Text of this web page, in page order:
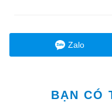
Zalo
BẠN CÓ